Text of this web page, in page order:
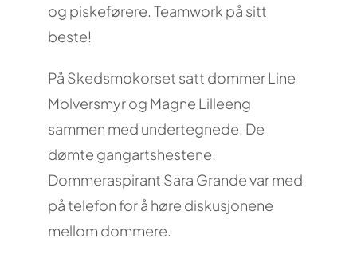
og piskeførere. Teamwork på sitt
beste!
På Skedsmokorset satt dommer Line
Molversmyr og Magne Lilleeng
sammen med undertegnede. De
dømte gangartshestene.
Dommeraspirant Sara Grande var med
på telefon for å høre diskusjonene
mellom dommere.